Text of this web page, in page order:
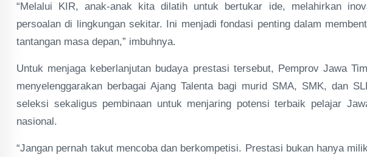
“Melalui KIR, anak-anak kita dilatih untuk bertukar ide, melahirkan
persoalan di lingkungan sekitar. Ini menjadi fondasi penting dalam
tantangan masa depan,” imbuhnya.
Untuk menjaga keberlanjutan budaya prestasi tersebut, Pemprov Jawa
menyelenggarakan berbagai Ajang Talenta bagi murid SMA, SMK, dan
seleksi sekaligus pembinaan untuk menjaring potensi terbaik pelajar
nasional.
“Jangan pernah takut mencoba dan berkompetisi. Prestasi bukan hanya